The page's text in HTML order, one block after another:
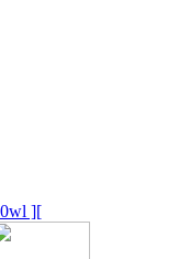
_0wl ][